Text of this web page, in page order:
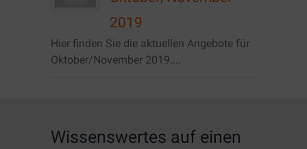
2019
Hier finden Sie die aktuellen Angebote für
Oktober/November 2019....
Wissenswertes auf einen